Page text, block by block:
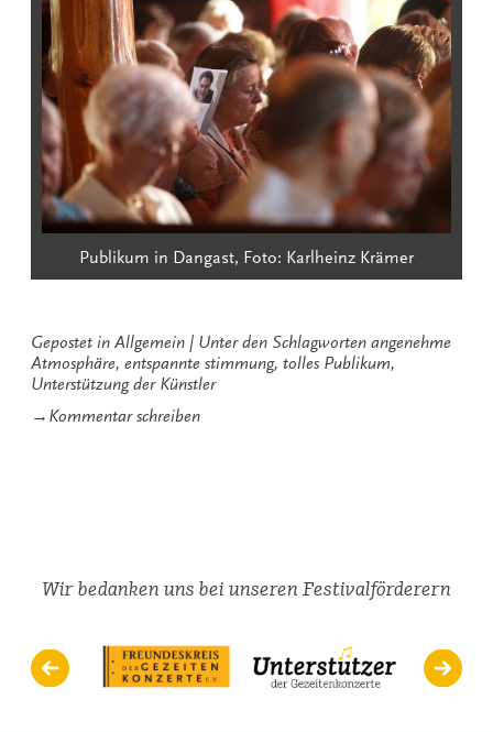
Publikum in Dangast, Foto: Karlheinz Krämer
Gepostet in Allgemein Unter den Schlagworten angenehme
Atmosphäre, entspannte stimmung, tolles Publikum,
Unterstützung der Künstler
→ Kommentar schreibenzu
Wir bedanken uns bei unseren Festivalförderern